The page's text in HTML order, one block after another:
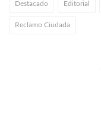
Destacado Editorial
Reclamo Ciudada